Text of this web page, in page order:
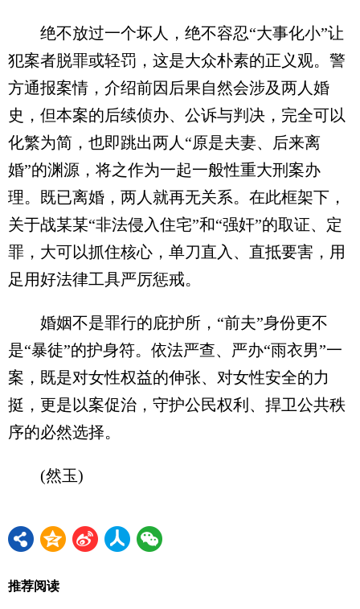
绝不放过一个坏人，绝不容忍“大事化小”让
犯案者脱罪或轻罚，这是大众朴素的正义观。警
方通报案情，介绍前因后果自然会涉及两人婚
史，但本案的后续侦办、公诉与判决，完全可以
化繁为简，也即跳出两人“原是夫妻、后来离
婚”的渊源，将之作为一起一般性重大刑案办
理。既已离婚，两人就再无关系。在此框架下，
关于战某某“非法侵入住宅”和“强奸”的取证、定
罪，大可以抓住核心，单刀直入、直抵要害，用
足用好法律工具严厉惩戒。
婚姻不是罪行的庇护所，“前夫”身份更不
是“暴徒”的护身符。依法严查、严办“雨衣男”一
案，既是对女性权益的伸张、对女性安全的力
挺，更是以案促治，守护公民权利、捍卫公共秩
序的必然选择。
(然玉)
推荐阅读